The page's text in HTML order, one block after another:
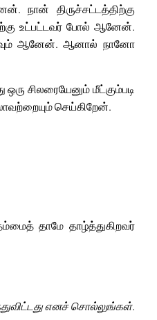
நான் திருச்சட்டத்திற்கு
உட்பட்டவர் போல் ஆனேன்.
ஆனேன். ஆனால் நானோ
சிலரையேனும் மீட்கும்படி
செய்கிறேன்.
தாமே தாழ்த்துகிறவர்
எனச் சொல்லுங்கள்.